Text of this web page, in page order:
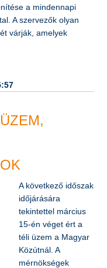
a mindennapi
A szervezők olyan
várják, amelyek
A következő időszak
időjárására
tekintettel március
15-én véget ért a
téli üzem a Magyar
Közútnál. A
mérnökségek